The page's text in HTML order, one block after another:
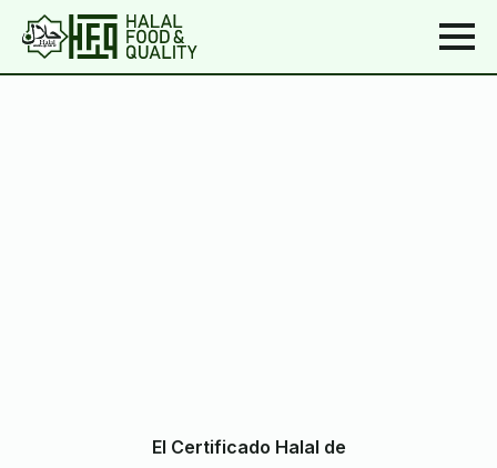
El Certificado Halal de